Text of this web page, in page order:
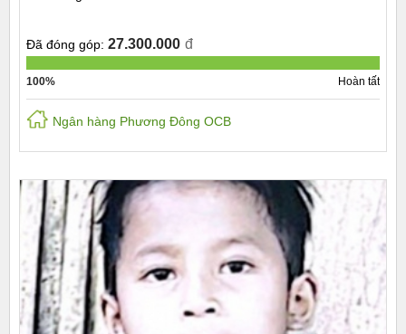
Đã đóng góp: 27.300.000 đ
100% Hoàn tất
Ngân hàng Phương Đông OCB